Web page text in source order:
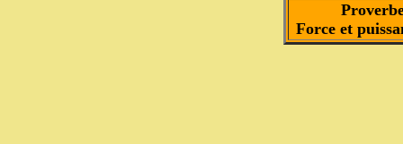
Force et